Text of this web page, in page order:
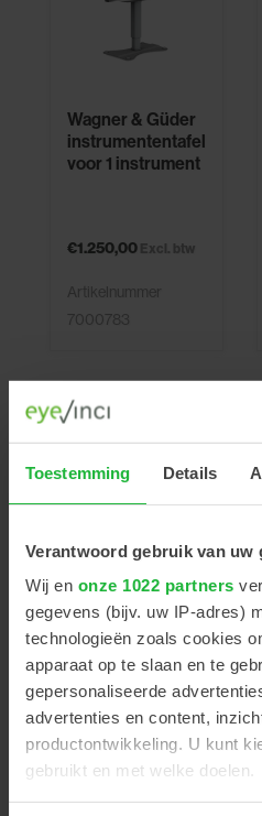
Toestemming Details
Verantwoord gebruik van uw
Wij en onze 1022 partners
gegevens (bijv. uw IP-adres)
technologieën zoals cookies
apparaat op te slaan en te
gepersonaliseerde
advertenties en content,
productontwikkeling. U kunt
gebruikt en met welke doelen.
Wagner & Güder
instrumententafel
voor 1 instrument
€1.250,00 Excl. btw
Artikelnummer
7000783
a-symmetrische
instrumententafel
990 x 510 mm
€1.525,00
Artikelnummer
7000398